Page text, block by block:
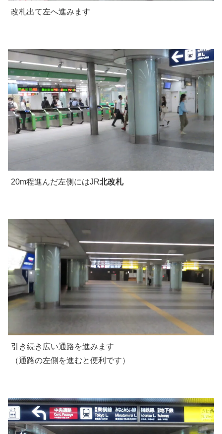
改札出て左へ進みます
20m程進んだ左側にはJR北改札
引き続き広い通路を進みます
（通路の左側を進むと便利です）